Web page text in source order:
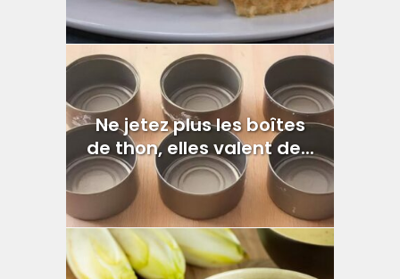
Ne jetez plus les boîtes
de thon, elles valent de...